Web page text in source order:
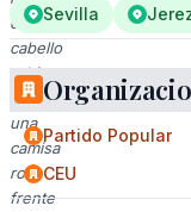
con
cabello
rubio
y
una
camisa
rosa
frente
Sevilla
Partido Popular
CEU